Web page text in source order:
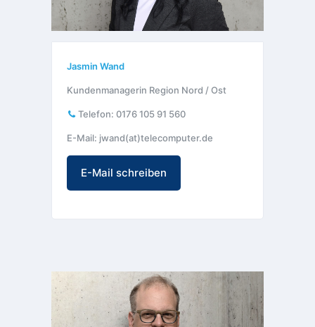
Jasmin Wand
Kundenmanagerin Region Nord / Ost
Telefon:0176 105 91 560
E-Mail: jwand(at)telecomputer.de
E-Mail schreiben